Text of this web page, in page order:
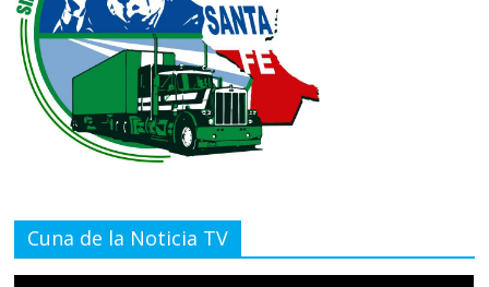
Cuna de la Noticia TV